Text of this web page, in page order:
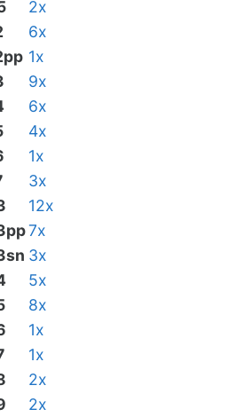
2x
6x
1x
9x
6x
4x
1x
3x
12x
7x
3x
5x
8x
1x
1x
2x
2x